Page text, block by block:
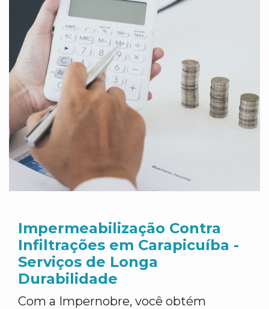
Impermeabilização Contra
Infiltrações em Carapicuíba -
Serviços de Longa
Durabilidade
Com a Impernobre, você obtém